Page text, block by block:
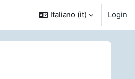
Italiano ‎(it)‎ Login